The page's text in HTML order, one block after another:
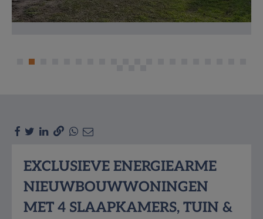
Omschrijving
EXCLUSIEVE ENERGIEARME
NIEUWBOUWWONINGEN
MET 4 SLAAPKAMERS, TUIN &